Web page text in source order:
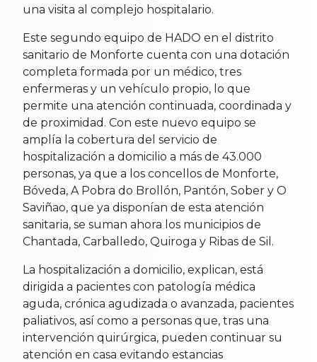
una visita al complejo hospitalario.
Este segundo equipo de HADO en el distrito
sanitario de Monforte cuenta con una dotación
completa formada por un médico, tres
enfermeras y un vehículo propio, lo que
permite una atención continuada, coordinada y
de proximidad. Con este nuevo equipo se
amplía la cobertura del servicio de
hospitalización a domicilio a más de 43.000
personas, ya que a los concellos de Monforte,
Bóveda, A Pobra do Brollón, Pantón, Sober y O
Saviñao, que ya disponían de esta atención
sanitaria, se suman ahora los municipios de
Chantada, Carballedo, Quiroga y Ribas de Sil.
La hospitalización a domicilio, explican, está
dirigida a pacientes con patología médica
aguda, crónica agudizada o avanzada, pacientes
paliativos, así como a personas que, tras una
intervención quirúrgica, pueden continuar su
atención en casa evitando estancias